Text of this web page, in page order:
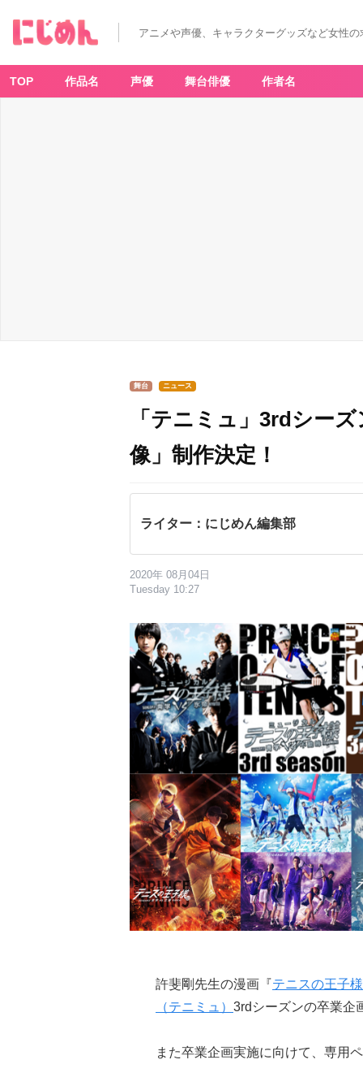
アニメや声優、キャラクターグッズなど女性
TOP 作品名 声優 舞台俳優 作者名
舞台 ニュース
「テニミュ」3rdシー
像」制作決定！
ライター：にじめん編集部
2020年 08月04日
Tuesday 10:27
許斐剛先生の漫画『テニスの王子様
（テニミュ） 3rdシーズンの卒業企
また卒業企画実施に向けて、専用